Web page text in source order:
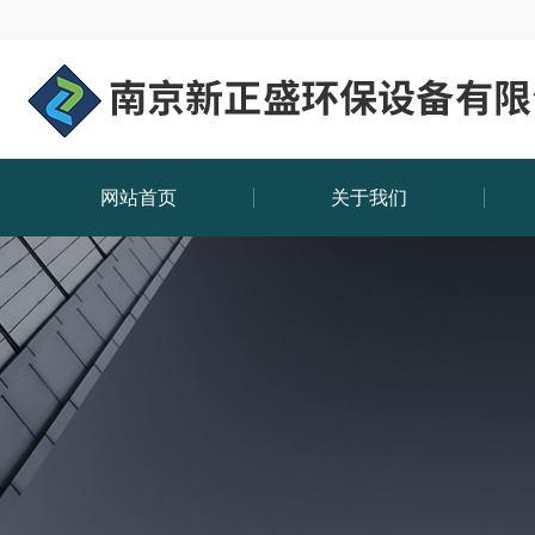
网站首页 关于我们